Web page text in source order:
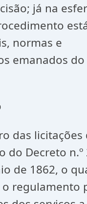
já na
normas e
emanados
das licitações
do Decreto n.º
de 1862, o
regulamento